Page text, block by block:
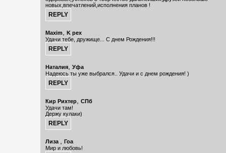
новых,впечатлений,исполнения планов !
Maxim, K pex
Удачи тебе, дружище... С днем Рождения!!!
Наталия, Уфа
Надеюсь ты уже выбрался.. Удачи и с днем рождения! )
Кир Рихтер, СПб
Удачи там!
Держу кулаки)
Лиза , Гоа
Мир и любовь!